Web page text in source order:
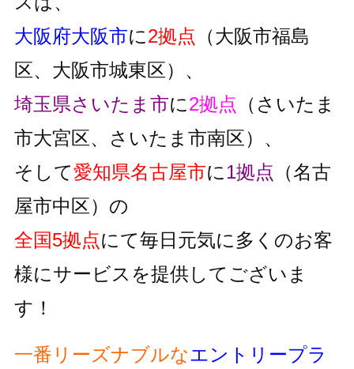
大阪府大阪市に2拠点 （大阪市福島
区、大阪市城東区）、
埼玉県さいたま市に2拠点 （さいたま
市大宮区、さいたま市南区）、
そして愛知県名古屋市に1拠点 （名古
屋市中区）の
全国5拠点にて毎日元気に多くのお客
様にサービスを提供してございま
す！
一番リーズナブルなエントリープラ